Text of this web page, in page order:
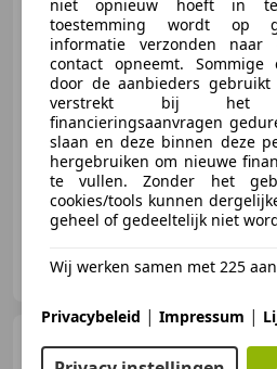
€
08/2017 76.947 km
NL-7151 HT Eibergen
niet opnieuw hoeft in
toestemming wordt op
informatie verzonden naar
contact opneemt. Sommige
door de aanbieders
verstrekt bij het
financieringsaanvragen
slaan en deze binnen deze
hergebruiken om nieuwe
te vullen. Zonder het
cookies/tools kunnen
geheel of gedeeltelijk niet
Wij werken samen met 225
Privacybeleid | Impressum |